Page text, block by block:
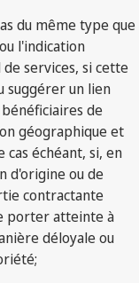
du même type que
l'indication
services, si cette
suggérer un lien
de
géographique et
échéant, si, en
d'origine ou de
contractante
porter atteinte à
déloyale ou